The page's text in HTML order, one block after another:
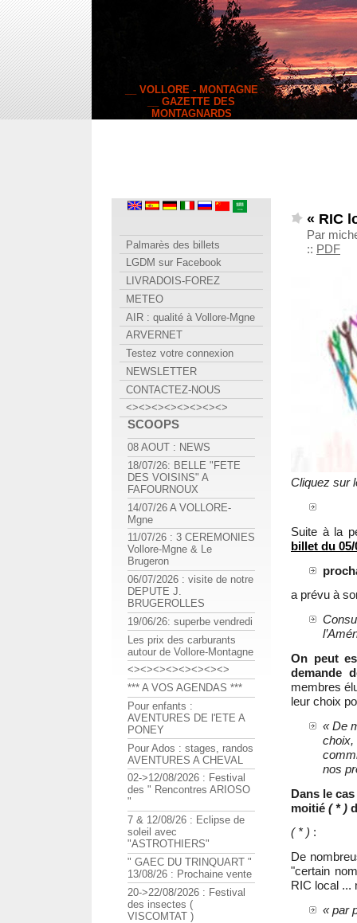
__ VOLLORE - MONTAGNE
__ GAZETTE DES
MONTAGNARDS
« RIC
Par
:: PDF
Cliquez sur
Suite à la
billet du 05/
a prévu à
On peut
demande
membres
leur choix
« De
choix,
nos
Dans le
moitié ( * )
( * ) :
De
"certain
RIC local ...
« par
Palmarès des billets
LGDM sur Facebook
LIVRADOIS-FOREZ
METEO
AIR : qualité à Vollore-Mgne
ARVERNET
Testez votre connexion
NEWSLETTER
CONTACTEZ-NOUS
<><><><><><><><>
SCOOPS
08 AOUT : NEWS
18/07/26: BELLE "FETE
DES VOISINS" A
FAFOURNOUX
14/07/26 A VOLLORE-
Mgne
11/07/26 : 3 CEREMONIES
Vollore-Mgne & Le
Brugeron
06/07/2026 : visite de notre
DEPUTE J.
BRUGEROLLES
19/06/26: superbe vendredi
Les prix des carburants
autour de Vollore-Montagne
<><><><><><><><>
*** A VOS AGENDAS ***
Pour enfants :
AVENTURES DE l'ETE A
PONEY
Pour Ados : stages, randos
AVENTURES A CHEVAL
02->12/08/2026 : Festival
des " Rencontres ARIOSO
"
7 & 12/08/26 : Eclipse de
soleil avec
"ASTROTHIERS"
" GAEC DU TRINQUART "
13/08/26 : Prochaine vente
20->22/08/2026 : Festival
des insectes (
VISCOMTAT )